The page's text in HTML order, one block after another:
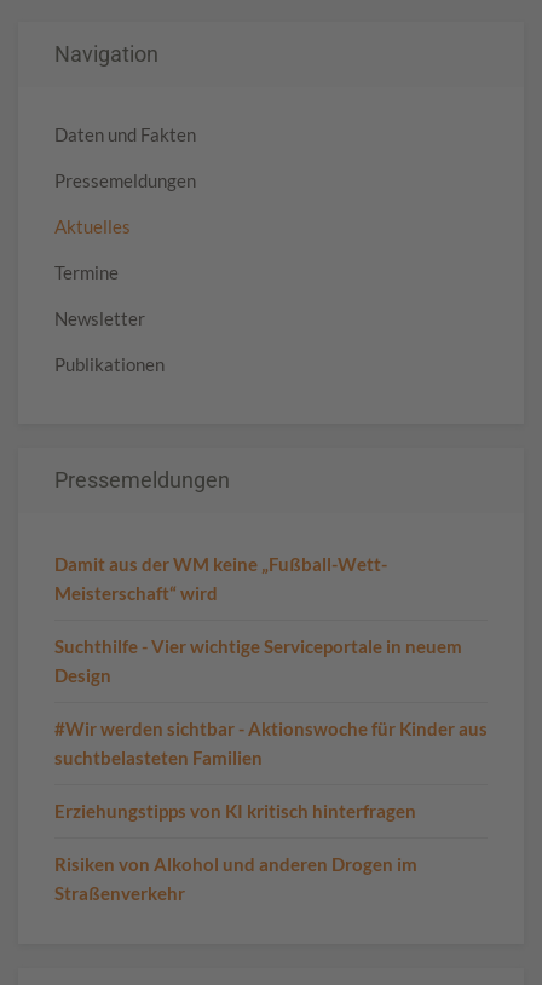
Navigation
Daten und Fakten
Pressemeldungen
Aktuelles
Termine
Newsletter
Publikationen
Pressemeldungen
Damit aus der WM keine „Fußball-Wett-
Meisterschaft“ wird
Suchthilfe - Vier wichtige Serviceportale in neuem
Design
#Wir werden sichtbar - Aktionswoche für Kinder aus
suchtbelasteten Familien
Erziehungstipps von KI kritisch hinterfragen
Risiken von Alkohol und anderen Drogen im
Straßenverkehr